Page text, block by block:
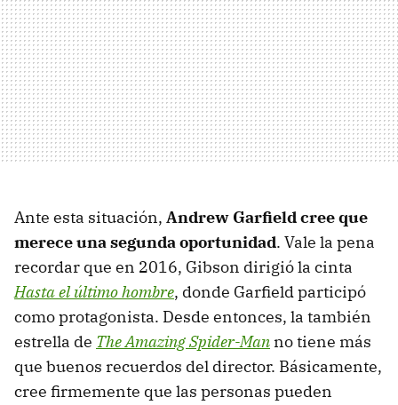
Ante esta situación, Andrew Garfield cree que
merece una segunda oportunidad. Vale la pena
recordar que en 2016, Gibson dirigió la cinta
Hasta el último hombre, donde Garfield participó
como protagonista. Desde entonces, la también
estrella de The Amazing Spider-Man no tiene más
que buenos recuerdos del director. Básicamente,
cree firmemente que las personas pueden